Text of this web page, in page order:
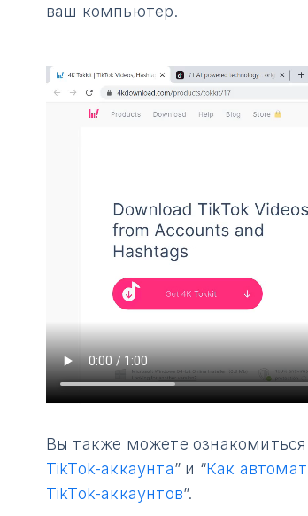
ваш компьютер.
Вы также можете
TikTok-аккаунта” и “Как
TikTok-аккаунтов”.